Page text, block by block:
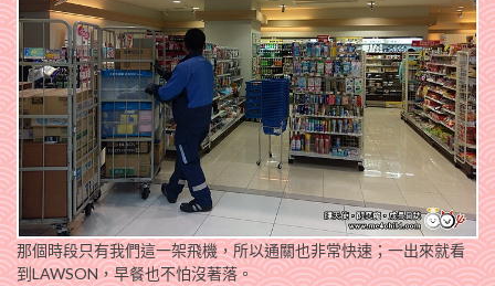
那個時段只有我們這一架飛機，所以通關也非常快速；一出來就看
到LAWSON，早餐也不怕沒著落。